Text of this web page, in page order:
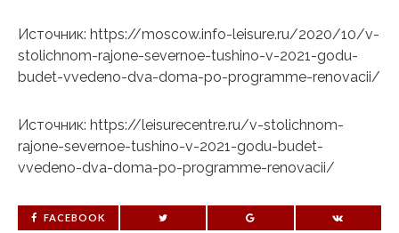
Источник: https://moscow.info-leisure.ru/2020/10/v-
stolichnom-rajone-severnoe-tushino-v-2021-godu-
budet-vvedeno-dva-doma-po-programme-renovacii/
Источник: https://leisurecentre.ru/v-stolichnom-
rajone-severnoe-tushino-v-2021-godu-budet-
vvedeno-dva-doma-po-programme-renovacii/
FACEBOOK